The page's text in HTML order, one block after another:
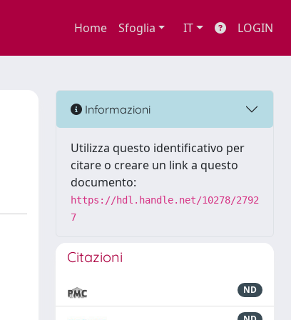
Home Sfoglia IT LOGIN
Informazioni
Utilizza questo identificativo per
citare o creare un link a questo
documento:
https://hdl.handle.net/10278/2792
7
Citazioni
ND